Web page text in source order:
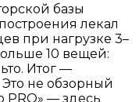
базы
лекал
при нагрузке 3–
10 вещей:
Итог —
не обзорный
PRO» — здесь